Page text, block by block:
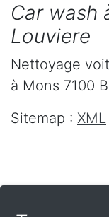
Car wash
Louviere
Nettoyage
à Mons 7100
Sitemap : XML